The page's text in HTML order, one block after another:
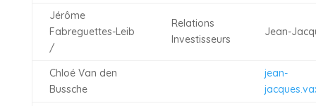
Jérôme
Fabreguettes-Leib
/
Relations
Investisseurs
Jean-
Chloé Van den
Bussche
jean-